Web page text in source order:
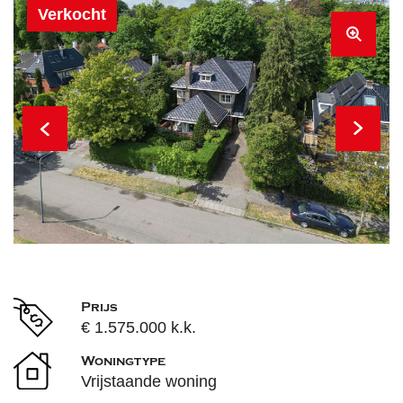
Verkocht
Prijs
€ 1.575.000 k.k.
Woningtype
Vrijstaande woning